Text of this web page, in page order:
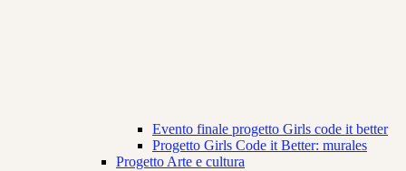
Evento finale progetto Girls code it better
Progetto Girls Code it Better: murales
Progetto Arte e cultura